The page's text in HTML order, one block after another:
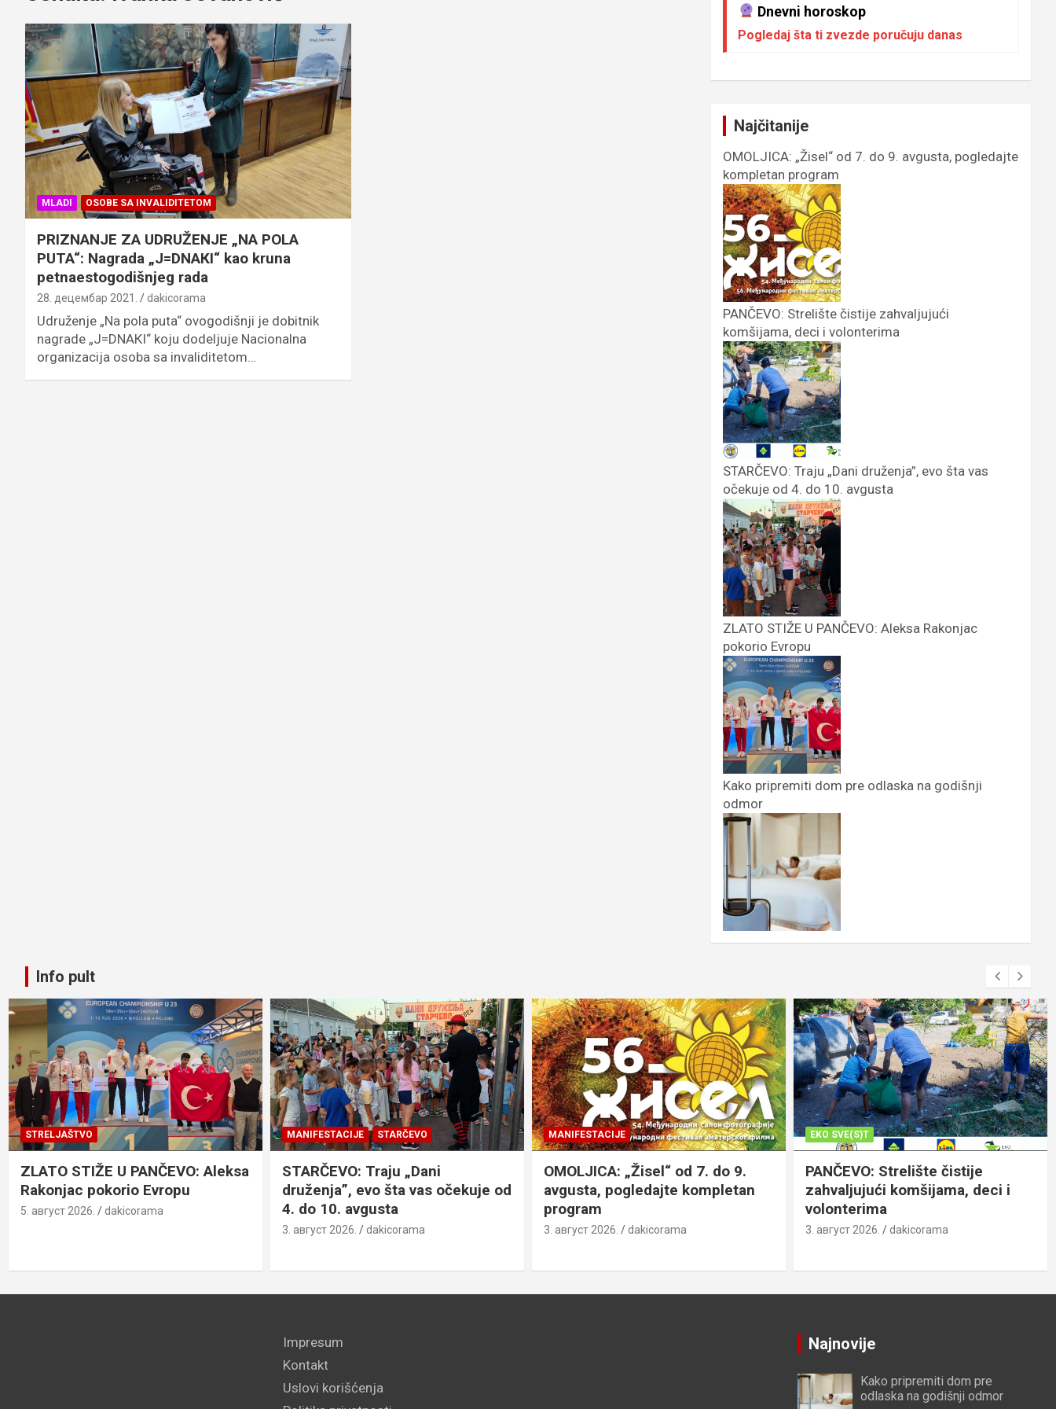
MLADI OSOBE SA INVALIDITETOM
PRIZNANJE ZA UDRUŽENJE „NA POLA
PUTA“: Nagrada „J=DNAКI“ kao kruna
petnaestogodišnjeg rada
28. децембар 2021. dakicorama
Udruženje „Na pola puta“ ovogodišnji je dobitnik
nagrade „J=DNAКI“ koju dodeljuje Nacionalna
organizacija osoba sa invaliditetom…
Dnevni horoskop
Pogledaj šta ti zvezde poručuju danas
Najčitanije
OMOLJICA: „Žisel“ od 7. do 9. avgusta, pogledajte
kompletan program
PANČEVO: Strelište čistije zahvaljujući
komšijama, deci i volonterima
STARČEVO: Traju „Dani druženja”, evo šta vas
očekuje od 4. do 10. avgusta
ZLATO STIŽE U PANČEVO: Aleksa Rakonjac
pokorio Evropu
Kako pripremiti dom pre odlaska na godišnji
odmor
Info pult
STRELJAŠTVO
ZLATO STIŽE U PANČEVO: Aleksa
Rakonjac pokorio Evropu
5. август 2026. dakicorama
MANIFESTACIJE STARČEVO
STARČEVO: Traju „Dani
druženja”, evo šta vas očekuje od
4. do 10. avgusta
3. август 2026. dakicorama
MANIFESTACIJE
OMOLJICA: „Žisel“ od 7. do 9.
avgusta, pogledajte kompletan
program
3. август 2026. dakicorama
EKO SVE(S)T
PANČEVO: Strelište čistije
zahvaljujući komšijama, deci i
volonterima
3. август 2026. dakicorama
Impresum
Kontakt
Uslovi korišćenja
Najnovije
Kako pripremiti dom pre
odlaska na godišnji odmor